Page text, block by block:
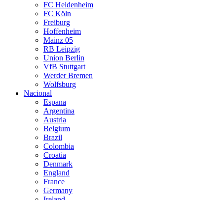
FC Heidenheim
FC Köln
Freiburg
Hoffenheim
Mainz 05
RB Leipzig
Union Berlin
VfB Stuttgart
Werder Bremen
Wolfsburg
Nacional
Espana
Argentina
Austria
Belgium
Brazil
Colombia
Croatia
Denmark
England
France
Germany